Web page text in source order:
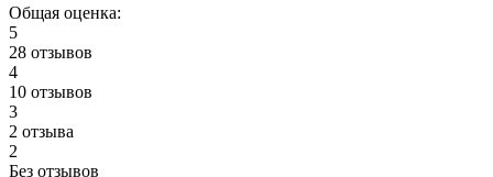
Общая оценка:
5
28 отзывов
4
10 отзывов
3
2 отзыва
2
Без отзывов